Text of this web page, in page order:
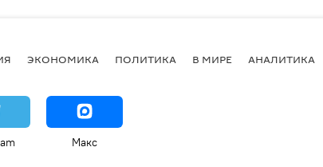
ЭКОНОМИКА ПОЛИТИКА В МИРЕ АНАЛИТИКА
Макс